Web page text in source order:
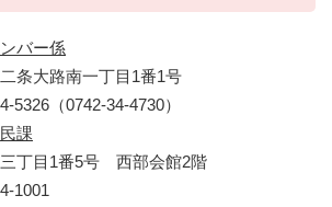
バー係
条大路南一丁目1番1号
（0742-34-4730）
課
丁目1番5号 西部会館2階
1001